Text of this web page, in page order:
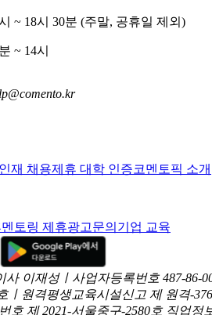
~ 18시 30분 (주말, 공휴일 제외)
~ 14시
인재 채용제휴 대학 인증코멘토픽 소개
멘토링 제휴광고문의 기업 교육
이재성ㅣ사업자등록번호 487-86-
ㅣ원격평생교육시설신고 제 원격-
호 제 2021-서울중구-2580호 직업정